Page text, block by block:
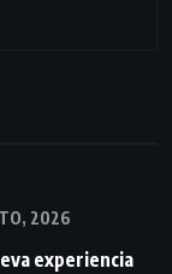
2026
experiencia